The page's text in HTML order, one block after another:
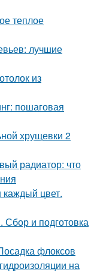
теплое
лучшие
из
пошаговая
хрущевки 2
радиатор: что
каждый цвет.
и подготовка
флоксов
на